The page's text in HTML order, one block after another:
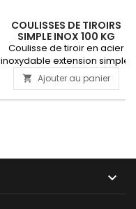
COULISSES DE TIROIRS
SIMPLE INOX 100 KG
Coulisse de tiroir en acier
inoxydable extension simple.
Montage par le bas Charge:
100 kg dynamique. Matériel:
inox 1.4509. Roulements à
PRODUIT INDISPONIBLE
 Ajouter au panier
